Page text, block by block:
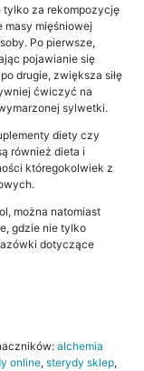
tylko za rekompozycję
masy mięśniowej
Po pierwsze,
pojawianie się
drugie, zwiększa siłę
ćwiczyć na
sylwetki.
diety czy
również dieta i
któregokolwiek z
można natomiast
gdzie nie tylko
dotyczące
alchemia
online, sterydy sklep,